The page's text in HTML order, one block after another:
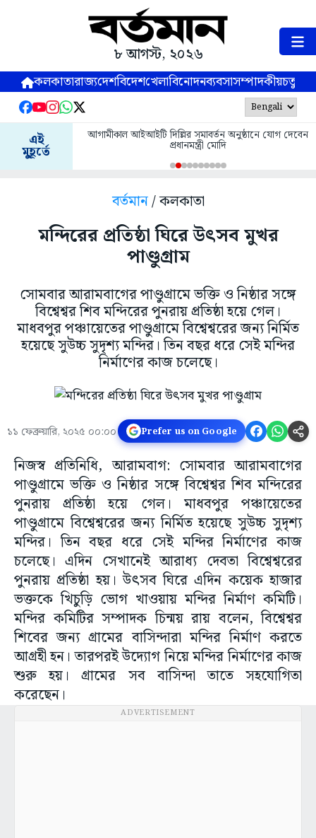
৮ আগস্ট, ২০২৬
কলকাতারাজ্যদেশবিদেশখেলাবিনোদনব্যবসাসম্পাদকীয়
এই
মুহূর্তে
আগামীকাল আইআইটি দিল্লির সমাবর্তন অনুষ্ঠানে যোগ দেবেন
প্রধানমন্ত্রী মোদি
বর্তমান/ কলকাতা
মন্দিরের প্রতিষ্ঠা ঘিরে উৎসব মুখর
পাণ্ডুগ্রাম
সোমবার আরামবাগের পাণ্ডুগ্রামে ভক্তি ও নিষ্ঠার সঙ্গে
বিশ্বেশ্বর শিব মন্দিরের পুনরায় প্রতিষ্ঠা হয়ে গেল।
মাধবপুর পঞ্চায়েতের পাণ্ডুগ্রামে বিশ্বেশ্বরের জন্য নির্মিত
হয়েছে সুউচ্চ সুদৃশ্য মন্দির। তিন বছর ধরে সেই মন্দির
নির্মাণের কাজ চলেছে।
১১ ফেব্রুয়ারি, ২০২৫ ০০:০০ Prefer us on Google
নিজস্ব প্রতিনিধি, আরামবাগ: সোমবার আরামবাগের
পাণ্ডুগ্রামে ভক্তি ও নিষ্ঠার সঙ্গে বিশ্বেশ্বর শিব মন্দিরের
পুনরায় প্রতিষ্ঠা হয়ে গেল। মাধবপুর পঞ্চায়েতের
পাণ্ডুগ্রামে বিশ্বেশ্বরের জন্য নির্মিত হয়েছে সুউচ্চ সুদৃশ্য
মন্দির। তিন বছর ধরে সেই মন্দির নির্মাণের কাজ
চলেছে। এদিন সেখানেই আরাধ্য দেবতা বিশ্বেশ্বরের
পুনরায় প্রতিষ্ঠা হয়। উৎসব ঘিরে এদিন কয়েক হাজার
ভক্তকে খিচুড়ি ভোগ খাওয়ায় মন্দির নির্মাণ কমিটি।
মন্দির কমিটির সম্পাদক চিন্ময় রায় বলেন, বিশ্বেশ্বর
শিবের জন্য গ্রামের বাসিন্দারা মন্দির নির্মাণ করতে
আগ্রহী হন। তারপরই উদ্যোগ নিয়ে মন্দির নির্মাণের কাজ
শুরু হয়। গ্রামের সব বাসিন্দা তাতে সহযোগিতা
করেছেন।
ADVERTISEMENT